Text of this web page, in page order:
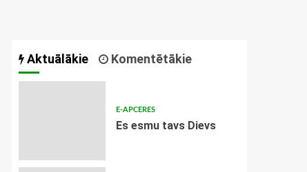
Aktuālākie Komentētākie
E-APCERES
Es esmu tavs Dievs